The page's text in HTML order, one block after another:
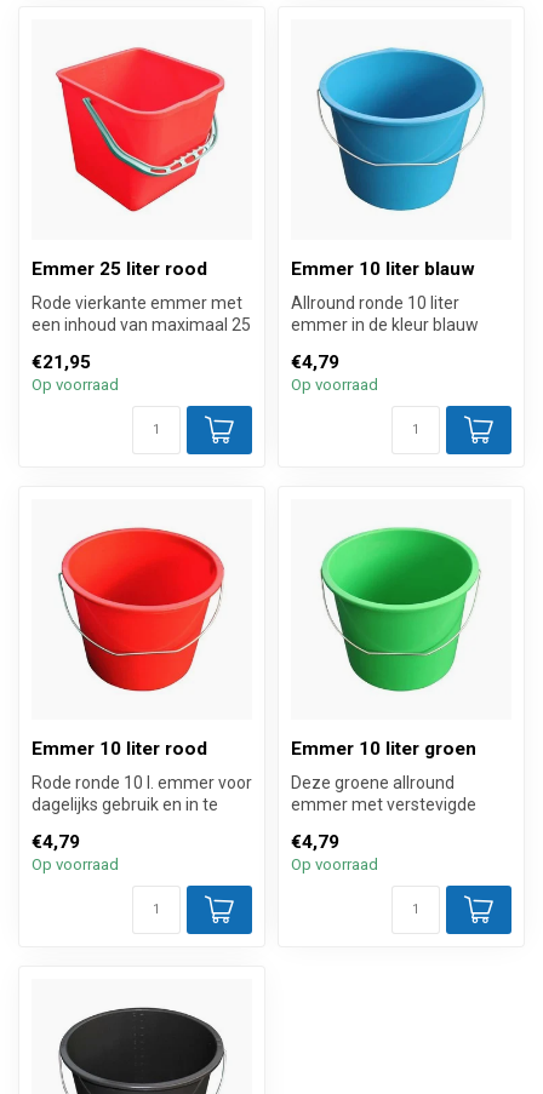
Emmer 25 liter rood
Rode vierkante emmer met
een inhoud van maximaal 25
€21,95
Op voorraad
Emmer 10 liter blauw
Allround ronde 10 liter
emmer in de kleur blauw
verstevigde...
€4,79
Op voorraad
Emmer 10 liter rood
Rode ronde 10 l. emmer voor
dagelijks gebruik en in te
...
€4,79
Op voorraad
Emmer 10 liter groen
Deze groene allround
emmer met verstevigde
schaalverdeling is g...
€4,79
Op voorraad